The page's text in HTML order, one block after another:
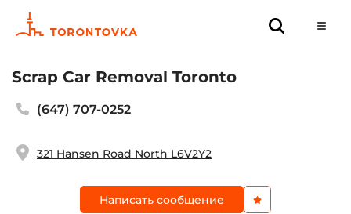
Scrap Car Removal Toronto
(647) 707-0252
321 Hansen Road North L6V2Y2
Написать сообщение